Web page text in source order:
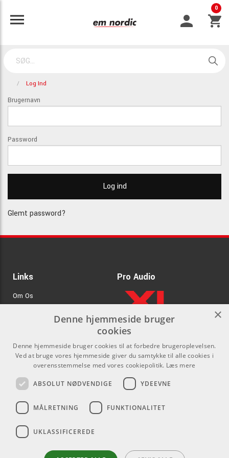
0
Log Ind
Brugernavn
Password
Glemt password?
Links
Om Os
GDPR & Cookies
Pro Audio
.
Kontakt
Som privatperson kan du ikke
købe på denne hjemmeside, alt
forhandlere.
info@emnordic.dk
Sociale medier
×
Denne hjemmeside bruger
cookies
Denne hjemmeside bruger cookies til at forbedre brugeroplevelsen.
Ved at bruge vores hjemmeside giver du samtykke til alle cookies i
overensstemmelse med vores cookiepolitik. Læs mere
ABSOLUT NØDVENDIGE YDEEVNE
MÅLRETNING FUNKTIONALITET
UKLASSIFICEREDE